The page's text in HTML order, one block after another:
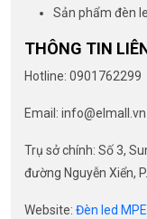
Sản phẩm đèn
THÔNG TIN
Hotline: 0901762299
Email: info@elmall.vn
Trụ sở chính: Số 3,
đường Nguyễn Xiển,
Website: Đèn led MPE